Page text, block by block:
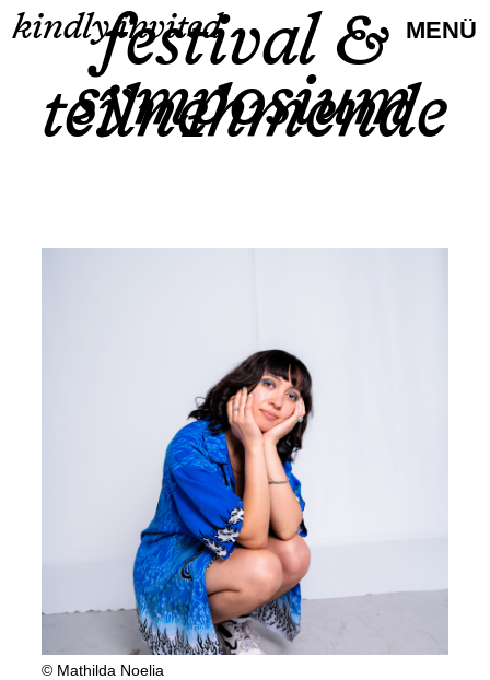
festival &
symposium
kindly invited MENÜ
teil­nehmende
© Mathilda Noelia